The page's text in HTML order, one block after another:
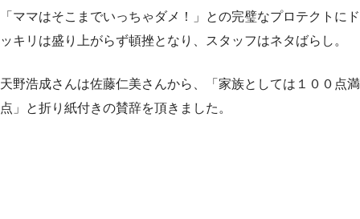
「ママはそこまでいっちゃダメ！」との完璧なプロテクトにド
ッキリは盛り上がらず頓挫となり、スタッフはネタばらし。
天野浩成さんは佐藤仁美さんから、「家族としては１００点満
点」と折り紙付きの賛辞を頂きました。